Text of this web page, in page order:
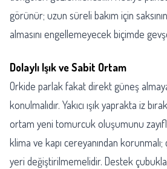
görünür; uzun süreli bakım için
almasını engellemeyecek biçimde
Dolaylı Işık ve Sabit Ortam
Orkide parlak fakat direkt güneş
konulmalıdır. Yakıcı ışık yaprakta iz
ortam yeni tomurcuk oluşumunu
klima ve kapı cereyanından korunmalı;
yeri değiştirilmemelidir. Destek